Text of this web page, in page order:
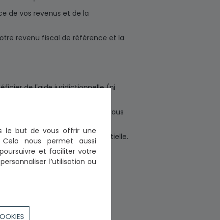
le but de vous offrir une
nous permet aussi
et faciliter votre
l’utilisation ou
de vos revenus et de la
revenu fiscal de référence et la
de l'aide juridictionnelle (ni
juridictionnelle totale, mais vous
de l'aide juridictionnelle partielle.